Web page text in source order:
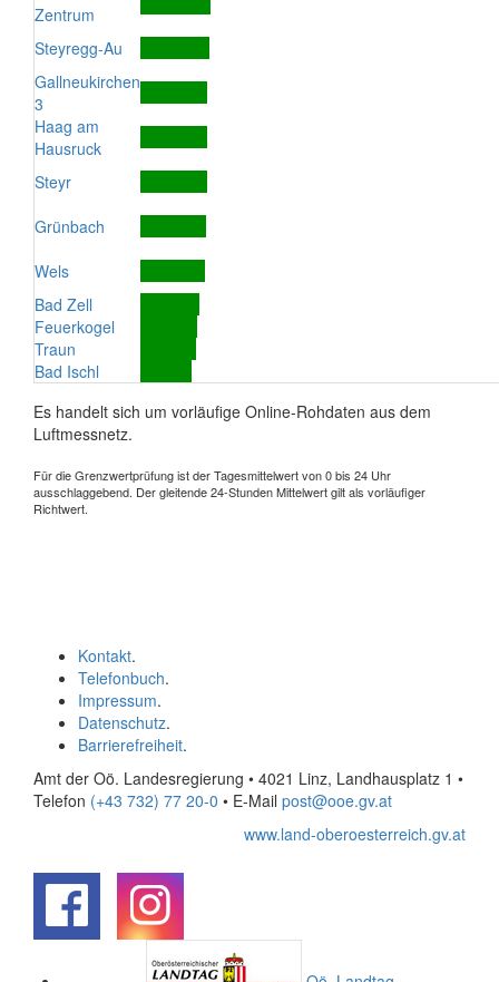
Zentrum
Steyregg-Au
Gallneukirchen
3
Haag am
Hausruck
Steyr
Grünbach
Wels
Bad Zell
Feuerkogel
Traun
Bad Ischl
Es handelt sich um vorläufige Online-Rohdaten aus dem
Luftmessnetz.
Für die Grenzwertprüfung ist der Tagesmittelwert von 0 bis 24 Uhr
ausschlaggebend. Der gleitende 24-Stunden Mittelwert gilt als vorläufiger
Richtwert.
Kontakt.
Telefonbuch.
Impressum.
Datenschutz.
Barrierefreiheit.
Amt der Oö. Landesregierung • 4021 Linz, Landhausplatz 1 •
Telefon (+43 732) 77 20-0 • E-Mail post@ooe.gv.at
www.land-oberoesterreich.gv.at